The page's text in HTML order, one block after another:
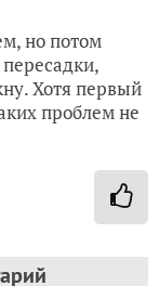
но потом
Хотя первый
проблем не